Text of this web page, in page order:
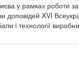
у рамках
XVI
і технології